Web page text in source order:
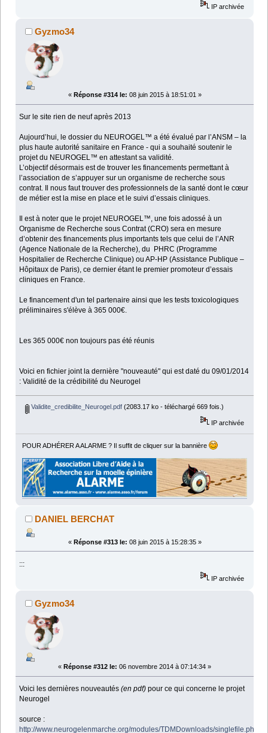
IP archivée
Gyzmo34
« Réponse #314 le: 08 juin 2015 à 18:51:01 »
Sur le site rien de neuf après 2013
Aujourd’hui, le dossier du NEUROGEL™ a été évalué par l’ANSM – la
plus haute autorité sanitaire en France - qui a souhaité soutenir le
projet du NEUROGEL™ en attestant sa validité.
L’objectif désormais est de trouver les financements permettant à
l’association de s’appuyer sur un organisme de recherche sous
contrat. Il nous faut trouver des professionnels de la santé dont le cœur
de métier est la mise en place et le suivi d’essais cliniques.
Il est à noter que le projet NEUROGEL™, une fois adossé à un
Organisme de Recherche sous Contrat (CRO) sera en mesure
d’obtenir des financements plus importants tels que celui de l’ANR
(Agence Nationale de la Recherche), du PHRC (Programme
Hospitalier de Recherche Clinique) ou AP-HP (Assistance Publique –
Hôpitaux de Paris), ce dernier étant le premier promoteur d’essais
cliniques en France.
Le financement d'un tel partenaire ainsi que les tests toxicologiques
préliminaires s'élève à 365 000€.
Les 365 000€ non toujours pas été réunis
Voici en fichier joint la dernière "nouveauté" qui est daté du 09/01/2014
: Validité de la crédibilité du Neurogel
Validite_credibilite_Neurogel.pdf(2083.17 ko - téléchargé 669 fois.)
IP archivée
POUR ADHÉRER A ALARME ? Il suffit de cliquer sur la bannière
DANIEL BERCHAT
« Réponse #313 le: 08 juin 2015 à 15:28:35 »
:::
IP archivée
Gyzmo34
« Réponse #312 le: 06 novembre 2014 à 07:14:34 »
Voici les dernières nouveautés(en pdf) pour ce qui concerne le projet
Neurogel
source :
http://www.neurogelenmarche.org/modules/TDMDownloads/singlefile.php?